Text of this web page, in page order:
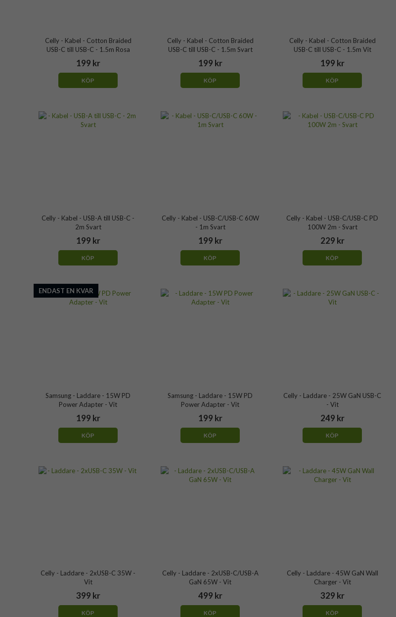
Celly - Kabel - Cotton Braided
USB-C till USB-C - 1.5m Rosa
199 kr
KÖP
Celly - Kabel - Cotton Braided
USB-C till USB-C - 1.5m Svart
199 kr
KÖP
Celly - Kabel - Cotton Braided
USB-C till USB-C - 1.5m Vit
199 kr
KÖP
Celly - Kabel - USB-A till USB-C -
2m Svart
199 kr
KÖP
Celly - Kabel - USB-C/USB-C 60W
- 1m Svart
199 kr
KÖP
Celly - Kabel - USB-C/USB-C PD
100W 2m - Svart
229 kr
KÖP
ENDAST EN KVAR
Samsung - Laddare - 15W PD
Power Adapter - Vit
199 kr
KÖP
Samsung - Laddare - 15W PD
Power Adapter - Vit
199 kr
KÖP
Celly - Laddare - 25W GaN USB-C
- Vit
249 kr
KÖP
Celly - Laddare - 2xUSB-C 35W -
Vit
399 kr
KÖP
Celly - Laddare - 2xUSB-C/USB-A
GaN 65W - Vit
499 kr
KÖP
Celly - Laddare - 45W GaN Wall
Charger - Vit
329 kr
KÖP